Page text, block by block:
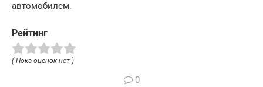
автомобилем.
Рейтинг
( Пока оценок нет )
0